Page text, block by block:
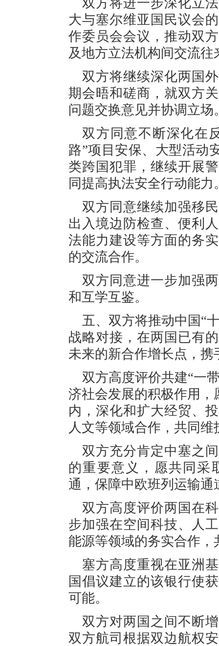
双方将进一步深化立
大与塞尔维亚国民议会
作委员会会议，推动双
及地方立法机构间交流往
双方将继续深化两国
期会晤和磋商，就双方
问题交换意见并协调立场
双方同意不断深化在
路”项目安保、大型活动
类跨国犯罪，继续开展
同提高执法安全行动能力
双方同意继续加强移
出入境边防检查、便利
法能力建设等方面的务
的交流合作。
双方同意进一步加强
和互学互鉴。
五、双方将推动中国“
战略对接，在两国已有
未来的新合作增长点，
双方高度评价共建“一
济社会发展的积极作用，
内，深化和扩大经贸、
人文等领域合作，共同
双方充分肯定中塞之
的重要意义，愿共同采
通，保障中欧班列运输
双方高度评价两国在
步加强在空间科技、人
能源等领域的务实合作
塞方高度重视在亚洲
国倡议建立的该银行使
可能。
双方对两国之间不断
双方航司根据双边航权